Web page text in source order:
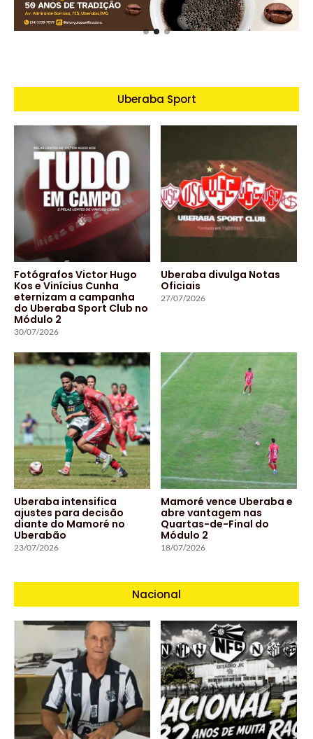
Uberaba Sport
Fotógrafos Victor Hugo
Kos e Vinícius Cunha
eternizam a campanha
do Uberaba Sport Club no
Módulo 2
30/07/2026
Uberaba divulga Notas
Oficiais
27/07/2026
Uberaba intensifica
ajustes para decisão
diante do Mamoré no
Uberabão
23/07/2026
Mamoré vence Uberaba e
abre vantagem nas
Quartas-de-Final do
Módulo 2
18/07/2026
Nacional